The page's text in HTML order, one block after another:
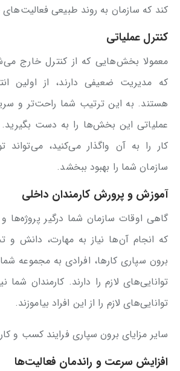
کند که سازمان به روند طبیعی
کنترل عملیاتی
معمولا بخش‌هایی که از کنترل خارج
هستند. به این ترتیب شما راحت‌تر و
عملیاتی این بخش‌ها را به دست
کار را به آن واگذار می‌کنید، می‌تواند
سازمان شما را بهبود ببخشد.
آموزش و پرورش کارمندان داخلی
گاهی اوقات سازمان شما درگیر پروژه‌ها
که انجام آن‌ها نیاز به مهارت، دانش و
برون سپاری کارها، افرادی به مجموعه
توانایی‌های لازم را دارند. کارمندان شما
توانایی‌های لازم را از این افراد بیاموزند.
سایر مزایای برون سپاری فرایند کسب و کار
افزایش سرعت و راندمان فعالیت‌ها